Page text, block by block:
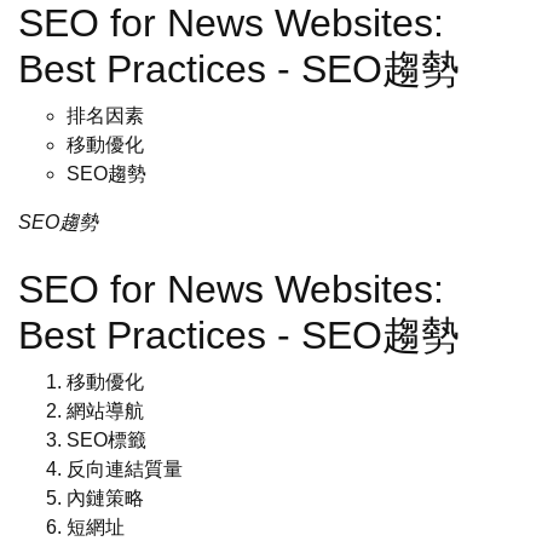
SEO for News Websites:
Best Practices - SEO趨勢
排名因素
移動優化
SEO趨勢
SEO趨勢
SEO for News Websites:
Best Practices - SEO趨勢
移動優化
網站導航
SEO標籤
反向連結質量
內鏈策略
短網址